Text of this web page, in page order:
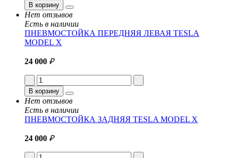
В корзину
Нет отзывов
Есть в наличии
ПНЕВМОСТОЙКА ПЕРЕДНЯЯ ЛЕВАЯ TESLA
MODEL X
24 000 ₽
В корзину
Нет отзывов
Есть в наличии
ПНЕВМОСТОЙКА ЗАДНЯЯ TESLA MODEL X
24 000 ₽